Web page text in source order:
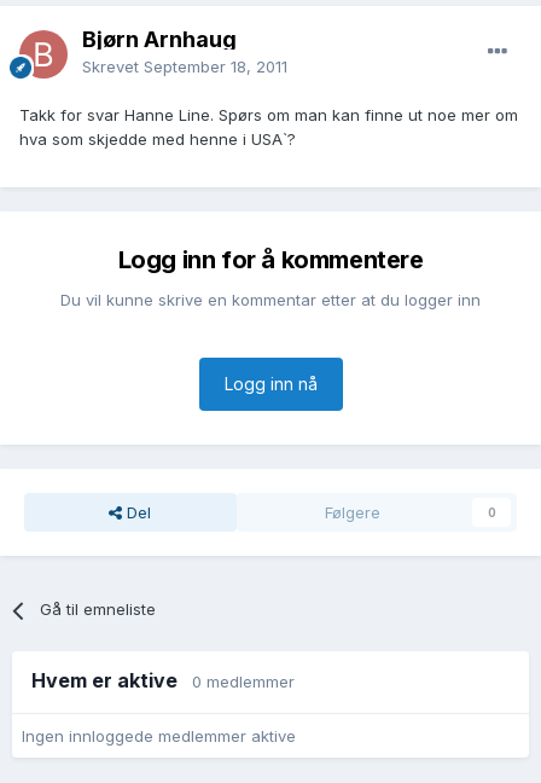
Bjørn Arnhaug
Skrevet September 18, 2011
Takk for svar Hanne Line. Spørs om man kan finne ut noe mer om
hva som skjedde med henne i USA`?
Logg inn for å kommentere
Du vil kunne skrive en kommentar etter at du logger inn
Logg inn nå
Del Følgere 0
Gå til emneliste
Hvem er aktive 0 medlemmer
Ingen innloggede medlemmer aktive